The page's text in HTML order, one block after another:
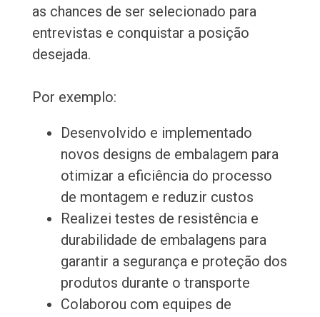
as chances de ser selecionado para
entrevistas e conquistar a posição
desejada.
Por exemplo:
Desenvolvido e implementado
novos designs de embalagem para
otimizar a eficiência do processo
de montagem e reduzir custos
Realizei testes de resistência e
durabilidade de embalagens para
garantir a segurança e proteção dos
produtos durante o transporte
Colaborou com equipes de